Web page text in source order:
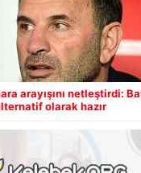
arayışını netleştirdi:
olarak hazır